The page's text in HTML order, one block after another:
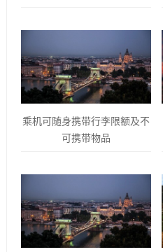
乘机可随身携带行李限额及不
可携带物品